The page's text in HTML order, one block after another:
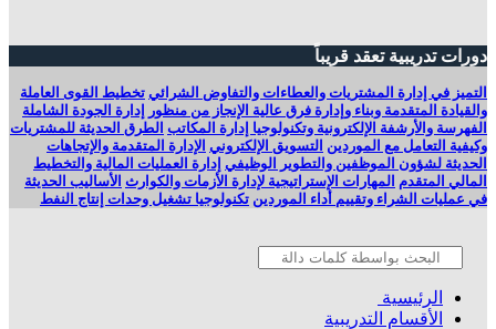
دورات تدريبية تعقد قريباً
التميز في إدارة المشتريات والعطاءات والتفاوض الشرائي تخطيط القوى العاملة
والقيادة المتقدمة وبناء وإدارة فرق عالية الإنجاز من منظور إدارة الجودة الشاملة
الفهرسة والأرشفة الإلكترونية وتكنولوجيا إدارة المكاتب الطرق الحديثة للمشتريات
وكيفية التعامل مع الموردين التسويق الإلكتروني الإدارة المتقدمة والإتجاهات
الحديثة لشؤون الموظفين والتطوير الوظيفي إدارة العمليات المالية والتخطيط
المالي المتقدم المهارات الإستراتيجية لإدارة الأزمات والكوارث الأساليب الحديثة
في عمليات الشراء وتقييم أداء الموردين تكنولوجيا تشغيل وحدات إنتاج النفط
الرئيسية
الأقسام التدريبية